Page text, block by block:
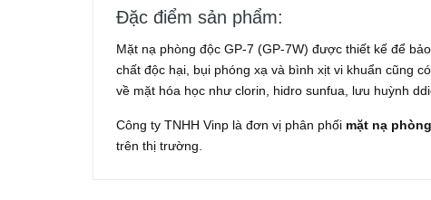
Đặc điểm sản phẩm:
Mặt nạ phòng độc GP-7 (GP-7W) được thiết kế để
chất độc hại, bụi phóng xạ và bình xịt vi khuẩn cũng
về mặt hóa học như clorin, hidro sunfua, lưu huỳnh
Công ty TNHH Vinp là đơn vị phân phối mặt nạ
trên thị trường.